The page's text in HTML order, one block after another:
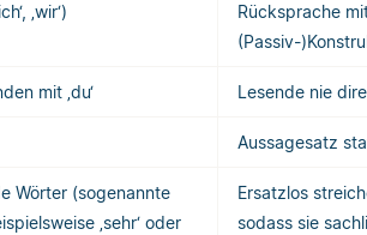
‚wir‘)
Rücksprache
(Passiv-
mit ‚du‘ Lesende nie
Aussagesatz
Wörter (sogenannte
‚sehr‘ oder
Ersatzlos
sodass sie